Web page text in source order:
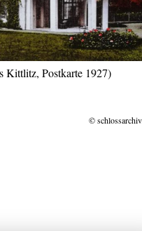
Kittlitz, Postkarte 1927)
©